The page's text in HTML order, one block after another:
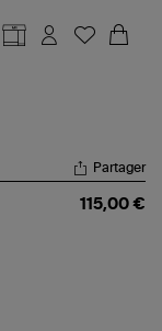
Partager
115,00 €